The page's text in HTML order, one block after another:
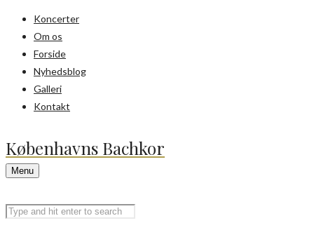
Koncerter
Om os
Forside
Nyhedsblog
Galleri
Kontakt
Københavns Bachkor
Menu